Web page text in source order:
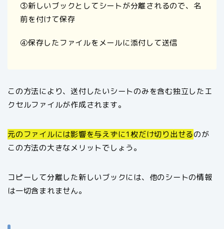
③新しいブックとしてシートが分離されるので、名
前を付けて保存
④保存したファイルをメールに添付して送信
この方法により、送付したいシートのみを含む独立したエ
クセルファイルが作成されます。
元のファイルには影響を与えずに1枚だけ切り出せるのが
この方法の大きなメリットでしょう。
コピーして分離した新しいブックには、他のシートの情報
は一切含まれません。